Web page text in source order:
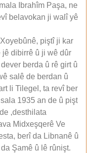
Ibrahîm Paşa, ne
belavokan ji walî yê
piştî ji kar
dibirrê û ji wê dûr
berda û rê girt û
salê de berdan û
li Tilegel, ta revî ber
1935 an de û pişt
,desthilata
Midxeşqerê Ve
berî da Libnanê û
Şamê û lê rûnişt.